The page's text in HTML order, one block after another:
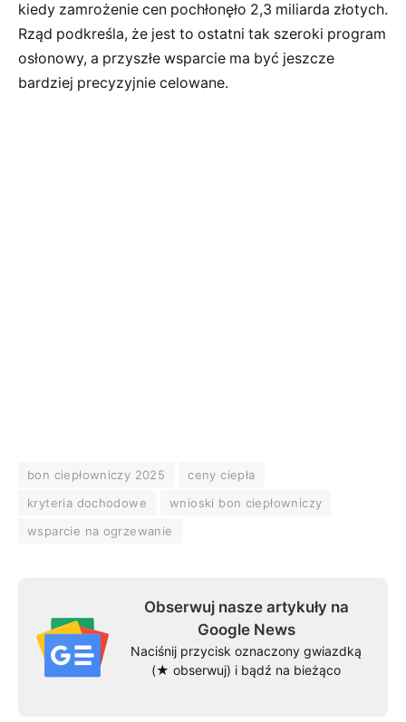
kiedy zamrożenie cen pochłonęło 2,3 miliarda złotych.
Rząd podkreśla, że jest to ostatni tak szeroki program
osłonowy, a przyszłe wsparcie ma być jeszcze
bardziej precyzyjnie celowane.
bon ciepłowniczy 2025
ceny ciepła
kryteria dochodowe
wnioski bon ciepłowniczy
wsparcie na ogrzewanie
Obserwuj nasze artykuły na
Google News
Naciśnij przycisk oznaczony gwiazdką
(★ obserwuj) i bądź na bieżąco